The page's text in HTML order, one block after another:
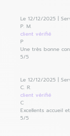
Le 12/12/2025 |
P. M.
client vérifié
P
Une très bonne
5/5
Le 12/12/2025 |
C. R.
client vérifié
C
Excellents accueil
5/5